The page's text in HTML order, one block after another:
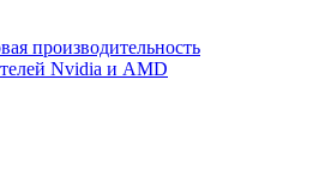
производительность
Nvidia и AMD